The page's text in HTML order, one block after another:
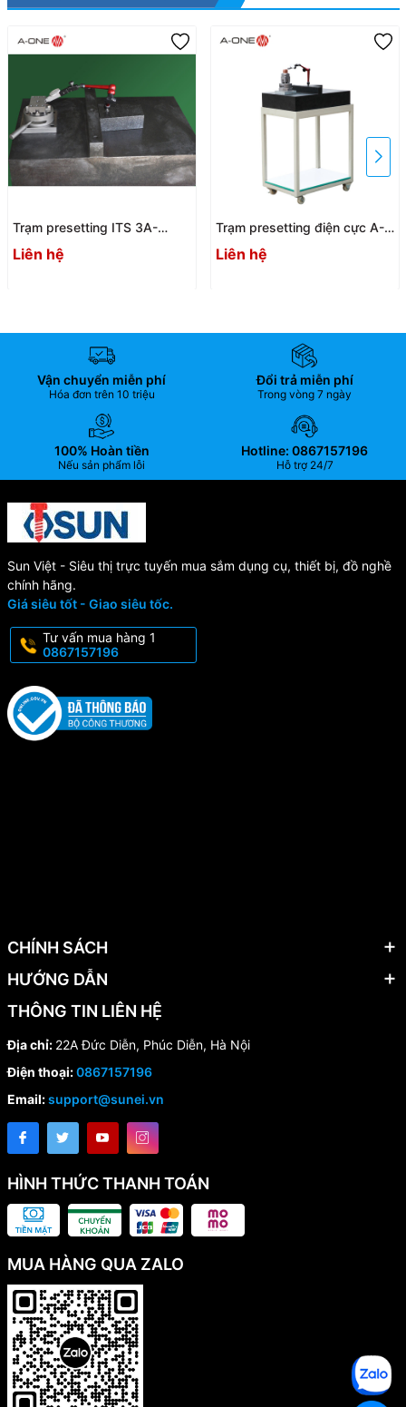
Trạm presetting ITS 3A-
400084 | Double Sides ITS
Presetting Station
Liên hệ
Trạm presetting điện cực A-
ONE 3A-400009
Liên hệ
Vận chuyển miễn phí
Hóa đơn trên 10 triệu
Đổi trả miễn phí
Trong vòng 7 ngày
100% Hoàn tiền
Nếu sản phẩm lỗi
Hotline: 0867157196
Hỗ trợ 24/7
Sun Việt - Siêu thị trực tuyến mua sắm dụng cụ, thiết bị, đồ nghề
chính hãng.
Giá siêu tốt - Giao siêu tốc.
Tư vấn mua hàng 1
0867157196
CHÍNH SÁCH
HƯỚNG DẪN
THÔNG TIN LIÊN HỆ
Địa chỉ: 22A Đức Diễn, Phúc Diễn, Hà Nội
Điện thoại:0867157196
Email:support@sunei.vn
HÌNH THỨC THANH TOÁN
MUA HÀNG QUA ZALO